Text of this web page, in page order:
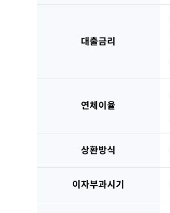
대출금리
연체이율
상환방식
이자부과시기